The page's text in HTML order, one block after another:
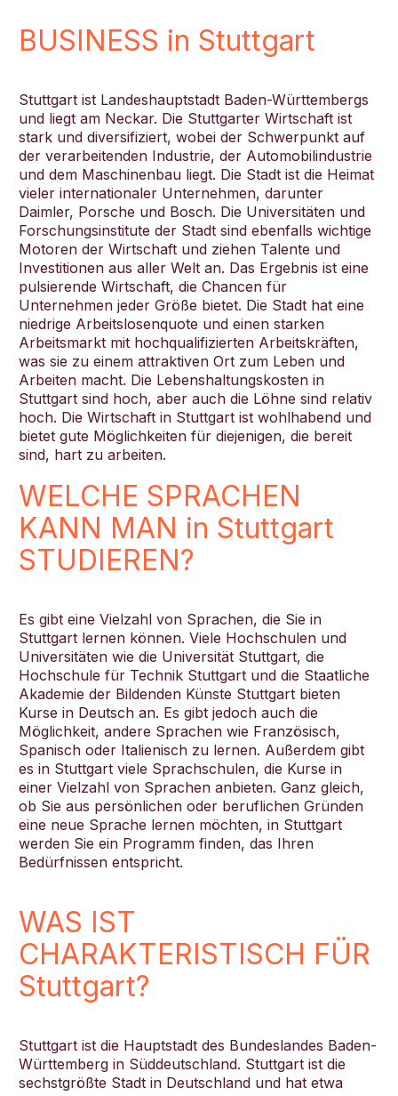
BUSINESS in Stuttgart
Stuttgart ist Landeshauptstadt Baden-Württembergs
und liegt am Neckar. Die Stuttgarter Wirtschaft ist
stark und diversifiziert, wobei der Schwerpunkt auf
der verarbeitenden Industrie, der Automobilindustrie
und dem Maschinenbau liegt. Die Stadt ist die Heimat
vieler internationaler Unternehmen, darunter
Daimler, Porsche und Bosch. Die Universitäten und
Forschungsinstitute der Stadt sind ebenfalls wichtige
Motoren der Wirtschaft und ziehen Talente und
Investitionen aus aller Welt an. Das Ergebnis ist eine
pulsierende Wirtschaft, die Chancen für
Unternehmen jeder Größe bietet. Die Stadt hat eine
niedrige Arbeitslosenquote und einen starken
Arbeitsmarkt mit hochqualifizierten Arbeitskräften,
was sie zu einem attraktiven Ort zum Leben und
Arbeiten macht. Die Lebenshaltungskosten in
Stuttgart sind hoch, aber auch die Löhne sind relativ
hoch. Die Wirtschaft in Stuttgart ist wohlhabend und
bietet gute Möglichkeiten für diejenigen, die bereit
sind, hart zu arbeiten.
WELCHE SPRACHEN
KANN MAN in Stuttgart
STUDIEREN?
Es gibt eine Vielzahl von Sprachen, die Sie in
Stuttgart lernen können. Viele Hochschulen und
Universitäten wie die Universität Stuttgart, die
Hochschule für Technik Stuttgart und die Staatliche
Akademie der Bildenden Künste Stuttgart bieten
Kurse in Deutsch an. Es gibt jedoch auch die
Möglichkeit, andere Sprachen wie Französisch,
Spanisch oder Italienisch zu lernen. Außerdem gibt
es in Stuttgart viele Sprachschulen, die Kurse in
einer Vielzahl von Sprachen anbieten. Ganz gleich,
ob Sie aus persönlichen oder beruflichen Gründen
eine neue Sprache lernen möchten, in Stuttgart
werden Sie ein Programm finden, das Ihren
Bedürfnissen entspricht.
WAS IST
CHARAKTERISTISCH FÜR
Stuttgart?
Stuttgart ist die Hauptstadt des Bundeslandes Baden-
Württemberg in Süddeutschland. Stuttgart ist die
sechstgrößte Stadt in Deutschland und hat etwa